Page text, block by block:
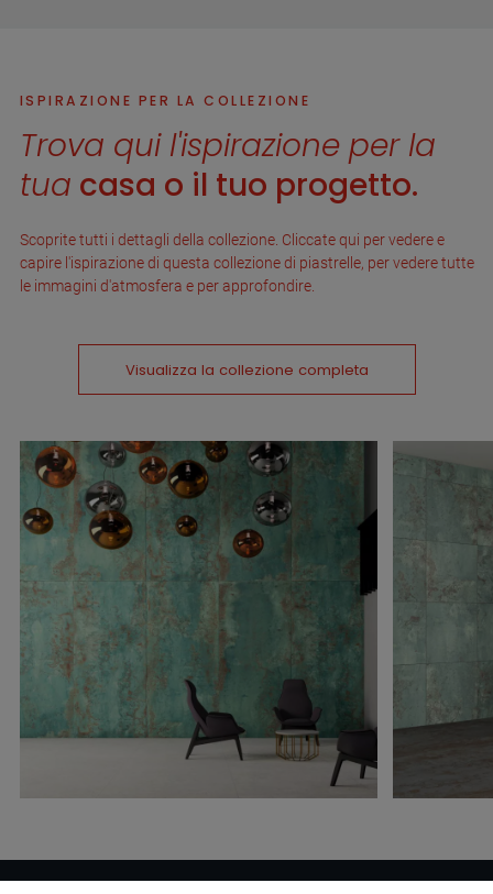
ISPIRAZIONE PER LA COLLEZIONE
Trova qui l'ispirazione per la
tua casa o il tuo progetto.
Scoprite tutti i dettagli della collezione. Cliccate qui per vedere e
capire l'ispirazione di questa collezione di piastrelle, per vedere tutte
le immagini d'atmosfera e per approfondire.
Visualizza la collezione completa